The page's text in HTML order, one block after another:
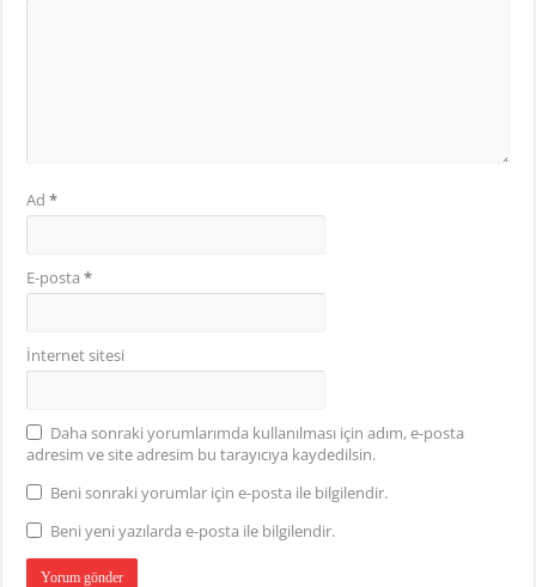
Ad*
E-posta*
İnternet sitesi
Daha sonraki yorumlarımda kullanılması için adım, e-posta
adresim ve site adresim bu tarayıcıya kaydedilsin.
Beni sonraki yorumlar için e-posta ile bilgilendir.
Beni yeni yazılarda e-posta ile bilgilendir.